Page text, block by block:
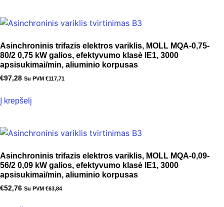
Asinchroninis trifazis elektros variklis, MOLL MQA-0,75-
80/2 0,75 kW galios, efektyvumo klasė IE1, 3000
apsisukimai/min, aliuminio korpusas
€97,28 Su PVM €117,71
Į krepšelį
Asinchroninis trifazis elektros variklis, MOLL MQA-0,09-
56/2 0,09 kW galios, efektyvumo klasė IE1, 3000
apsisukimai/min, aliuminio korpusas
€52,76 Su PVM €63,84